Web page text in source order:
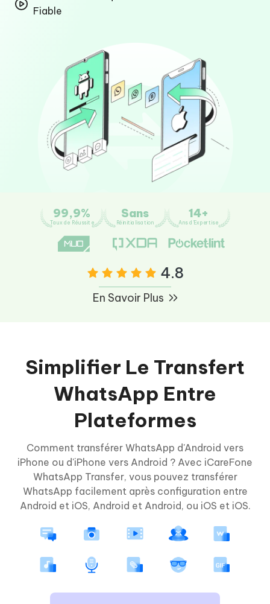
Fiable
99,9%
Taux de Réussite
Sans
Réinitialisation
14+
Ans d'Expertise
4.8
En Savoir Plus
Simplifier Le Transfert
WhatsApp Entre
Plateformes
Comment transférer WhatsApp d'Android vers
iPhone ou d'iPhone vers Android ? Avec iCareFone
WhatsApp Transfer, vous pouvez transférer
WhatsApp facilement après configuration entre
Android et iOS, Android et Android, ou iOS et iOS.